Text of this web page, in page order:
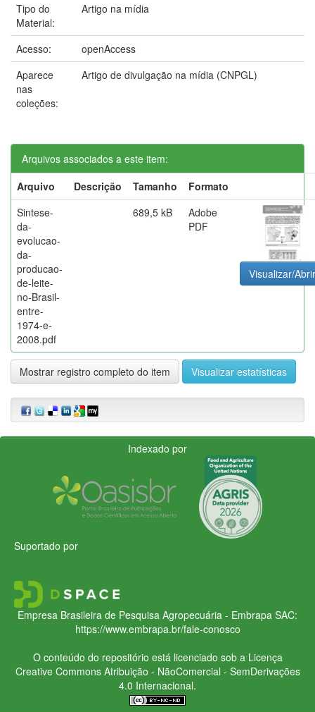
Tipo do
Material:
Artigo na mídia
Acesso:
openAccess
Aparece
nas
coleções:
Artigo de divulgação na mídia (CNPGL)
Arquivos associados a este item:
Arquivo
Descrição Tamanho
Formato
Sintese-
da-
evolucao-
da-
producao-
de-leite-
no-Brasil-
entre-
1974-e-
2008.pdf
689,5 kB
Adobe
PDF
Visualizar/Abrir
Mostrar registro completo do item Visualizar estatísticas
Indexado por
Suportado por
Empresa Brasileira de Pesquisa Agropecuária - Embrapa SAC:
https://www.embrapa.br/fale-conosco
O conteúdo do repositório está licenciado sob a Licença
Creative CommonsAtribuição - NãoComercial - SemDerivações
4.0 Internacional.